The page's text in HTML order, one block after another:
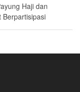
Haji dan
Berpartisipasi